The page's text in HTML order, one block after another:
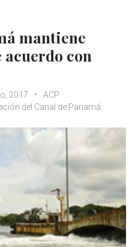
mantiene
con
2017
ACP
del Canal de Panamá